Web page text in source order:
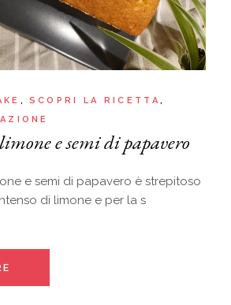
SCOPRI LA RICETTA
e semi di papavero
e semi di papavero è strepitoso
di limone e per la s